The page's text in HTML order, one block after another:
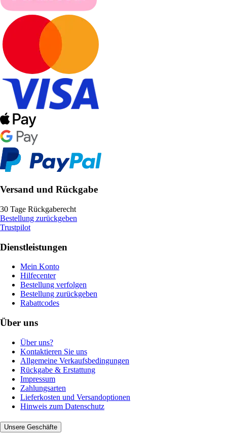
Versand und Rückgabe
30 Tage Rückgaberecht
Bestellung zurückgeben
Trustpilot
Dienstleistungen
Mein Konto
Hilfecenter
Bestellung verfolgen
Bestellung zurückgeben
Rabattcodes
Über uns
Über uns?
Kontaktieren Sie uns
Allgemeine Verkaufsbedingungen
Rückgabe & Erstattung
Impressum
Zahlungsarten
Lieferkosten und Versandoptionen
Hinweis zum Datenschutz
Unsere Geschäfte